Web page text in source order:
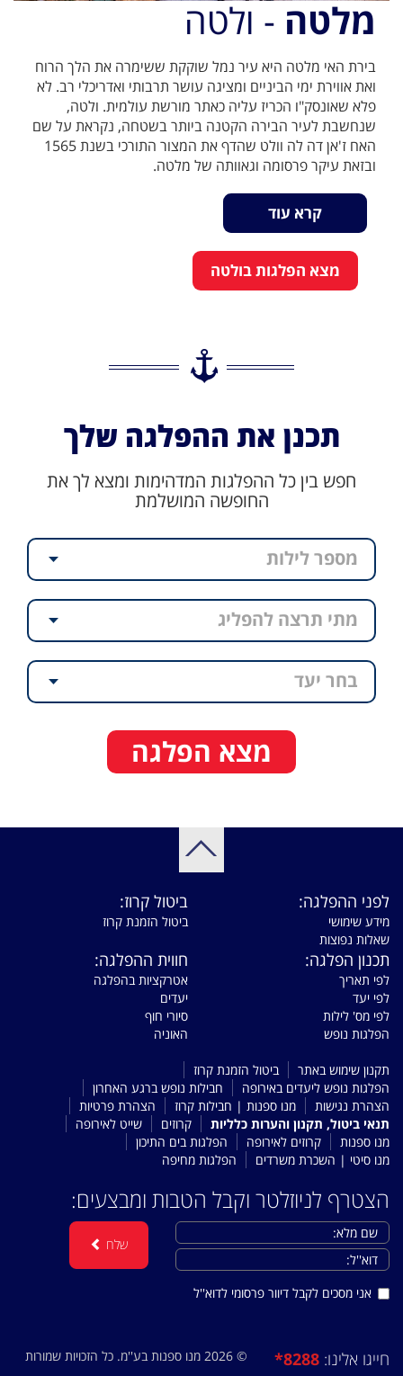
מלטה - ולטה
בירת האי מלטה היא עיר נמל שוקקת ששימרה את הלך הרוח
ואת אווירת ימי הביניים ומציגה עושר תרבותי ואדריכלי רב. לא
פלא שאונסק"ו הכריז עליה כאתר מורשת עולמית. ולטה,
שנחשבת לעיר הבירה הקטנה ביותר בשטחה, נקראת על שם
האח ז'אן דה לה וולט שהדף את המצור התורכי בשנת 1565
ובזאת עיקר פרסומה וגאוותה של מלטה.
קרא עוד
מצא הפלגות בולטה
תכנן את ההפלגה שלך
חפש בין כל ההפלגות המדהימות ומצא לך את
החופשה המושלמת
מספר לילות
מתי תרצה להפליג
בחר יעד
מצא הפלגה
לפני ההפלגה:
מידע שימושי
שאלות נפוצות
ביטול קרוז:
ביטול הזמנת קרוז
תכנון הפלגה:
לפי תאריך
לפי יעד
לפי מס' לילות
הפלגות נופש
חווית ההפלגה:
אטרקציות בהפלגה
יעדים
סיורי חוף
האוניה
תקנון שימוש באתר
ביטול הזמנת קרוז
הפלגות נופש ליעדים באירופה
חבילות נופש ברגע האחרון
הצהרת נגישות
מנו ספנות | חבילות קרוז
הצהרת פרטיות
תנאי ביטול, תקנון והערות כלליות
קרוזים
שייט לאירופה
מנו ספנות
קרוזים לאירופה
הפלגות בים התיכון
מנו סיטי | השכרת משרדים
הפלגות מחיפה
הצטרף לניוזלטר וקבל הטבות ומבצעים:
אני מסכים לקבל דיוור פרסומי לדוא''ל
שלח
חייגו אלינו: *8288 © 2026 מנו ספנות בע''מ. כל הזכויות שמורות